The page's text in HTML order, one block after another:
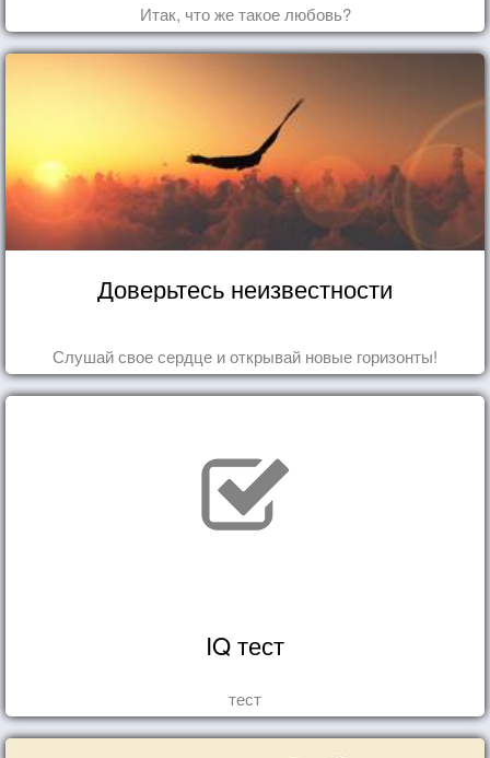
Итак, что же такое любовь?
Доверьтесь неизвестности
Слушай свое сердце и открывай новые горизонты!
IQ тест
тест